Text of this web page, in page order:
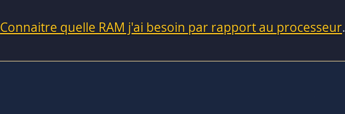
Connaitre quelle RAM j'ai besoin par rapport au processeur.